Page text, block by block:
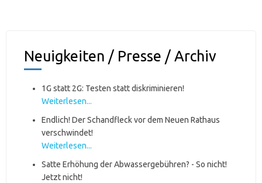
Neuigkeiten / Presse / Archiv
1G statt 2G: Testen statt diskriminieren!
Weiterlesen...
Endlich! Der Schandfleck vor dem Neuen Rathaus
verschwindet!
Weiterlesen...
Satte Erhöhung der Abwassergebühren? - So nicht!
Jetzt nicht!